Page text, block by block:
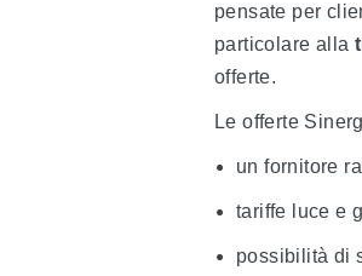
pensate per
particolare alla
offerte.
Le offerte
un fornitore
tariffe luce e
possibilità di